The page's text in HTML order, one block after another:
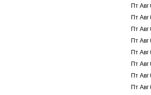
Пт
Пт
Пт
Пт
Пт
Пт
Пт
Пт